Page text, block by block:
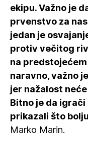
ekipu. Važno je
prvenstvo za
jedan je
protiv večitog
na
naravno, važno
jer nažalost
Bitno je da
prikazali što
Marko Marin.